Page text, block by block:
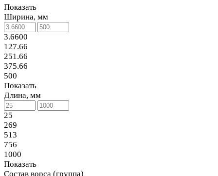
Показать
Ширина, мм
3.6600
127.66
251.66
375.66
500
Показать
Длина, мм
25
269
513
756
1000
Показать
Состав ворса (группа)